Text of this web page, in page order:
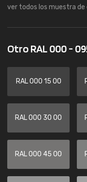
ver todos los muestra de
Otro RAL 000 -
RAL 000 15 00
RAL 000 30 00
RAL 000 45 00